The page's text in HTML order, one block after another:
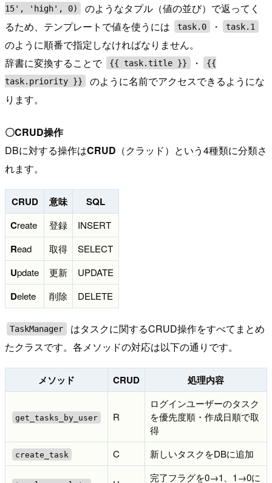
15', 'high', 0)
のようなタプル（値の並び）で返ってく
るため、テンプレートで値を使うには
task.0 ・ task.1
のように順番で指定しなければなりません。
辞書に変換することで
{{ task.title }} ・
{{
task.priority }}
のように名前でアクセスできるようにな
ります。
〇CRUD操作
DBに対する操作はCRUD （クラッド）という4種類に分類さ
れます。
CRUD 意味
SQL
Create 登録 INSERT
Read 取得 SELECT
Update 更新 UPDATE
Delete 削除 DELETE
TaskManager
はタスクに関するCRUD操作をすべてまとめ
たクラスです。各メソッドの対応は以下の通りです。
メソッド CRUD 処理内容
get_tasks_by_user R
ログインユーザーのタスク
を優先度順・作成日順で取
得
create_task C 新しいタスクをDBに追加
完了フラグを0→1、1→0に